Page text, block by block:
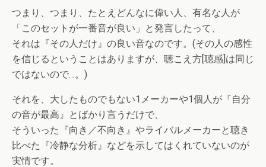
つまり、つまり、たとえどんなに偉い人、有名な人が
「このセットが一番音が良い」と発言したって、
それは『その人だけ』の良い音なのです。(その人の感性
を信じるということはありますが、聴こえ方[聴感]は同じ
ではないので…。)
それを、大したものでもない1メーカーや1個人が『自分
の音が最高』とばかり言うだけで、
そういった『向き／不向き』やライバルメーカーと聴き
比べた『冷静な分析』などを示してはくれていないのが
実情です。